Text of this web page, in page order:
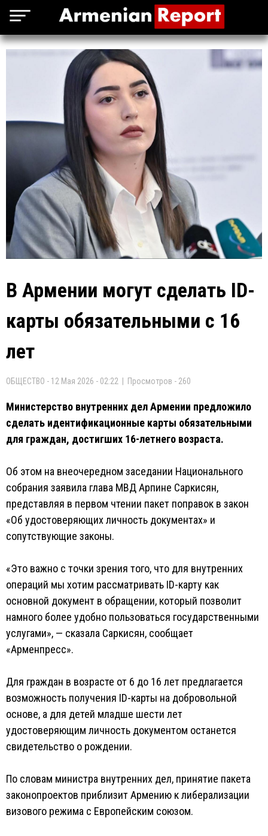
В Армении могут сделать ID-
карты обязательными с 16
лет
ОБЩЕСТВО - 12 Мая 2026 - 02:22 | Просмотров - 260
Министерство внутренних дел Армении предложило
сделать идентификационные карты обязательными
для граждан, достигших 16-летнего возраста.
Об этом на внеочередном заседании Национального
собрания заявила глава МВД Арпине Саркисян,
представляя в первом чтении пакет поправок в закон
«Об удостоверяющих личность документах» и
сопутствующие законы.
«Это важно с точки зрения того, что для внутренних
операций мы хотим рассматривать ID-карту как
основной документ в обращении, который позволит
намного более удобно пользоваться государственными
услугами», — сказала Саркисян, сообщает
«Арменпресс».
Для граждан в возрасте от 6 до 16 лет предлагается
возможность получения ID-карты на добровольной
основе, а для детей младше шести лет
удостоверяющим личность документом останется
свидетельство о рождении.
По словам министра внутренних дел, принятие пакета
законопроектов приблизит Армению к либерализации
визового режима с Европейским союзом.